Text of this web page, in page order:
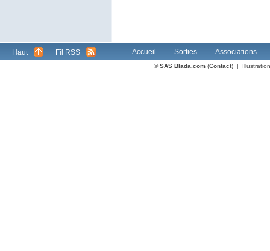
Haut Fil RSS Accueil Sorties Associations
©SAS Blada.com(Contact) |